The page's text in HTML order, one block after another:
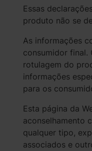
Essas
produto não se
As informações
consumidor final.
rotulagem do
informações
para os
Esta página da
aconselhamento
qualquer tipo,
associados e